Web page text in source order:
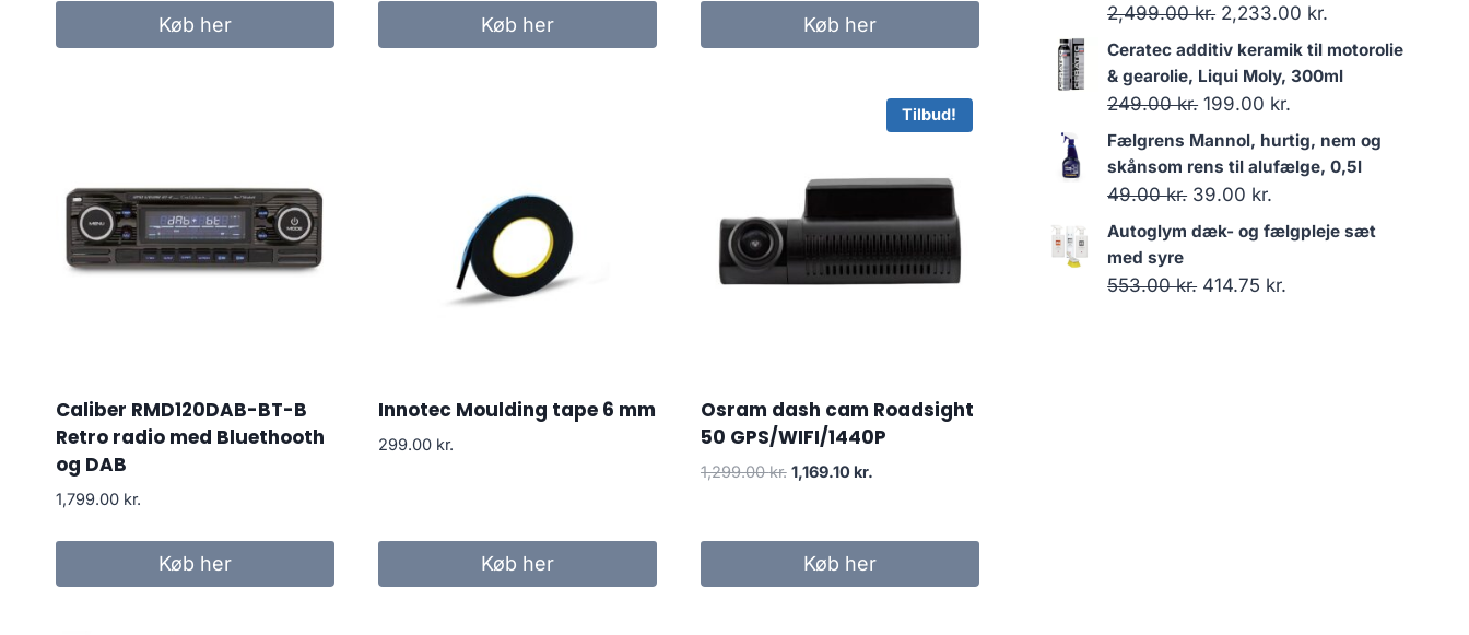
var:
er:
Køb her Køb her Køb her
Caliber RMD120DAB-BT-B
Retro radio med Bluethooth
og DAB
1,799.00 kr.
Køb her
Innotec Moulding tape 6 mm
299.00 kr.
Køb her
Tilbud!
Osram dash cam Roadsight
50 GPS/WIFI/1440P
1,299.00kr. Den
var:
1,299.00 kr..
1,169.10 kr.
er:
1,169.10 kr..
Køb her
2,499.00kr. Den
oprindelige
pris
var:
2,499.00 kr..
2,233.00 kr.
aktuelle
pris
Ceratec additiv keramik til motorolie
& gearolie, Liqui Moly, 300ml
249.00kr. Den
oprindelige
pris
var:
249.00 kr..
199.00 kr.
aktuelle
pris
199.00 kr..
Fælgrens Mannol, hurtig, nem og
skånsom rens til alufælge, 0,5l
49.00kr. Den
oprindelige
var:
39.00 kr.
aktuelle
er:
Autoglym dæk- og fælgpleje sæt
med syre
553.00kr. Den
414.75 kr.